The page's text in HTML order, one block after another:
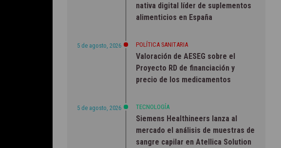
nativa digital líder de suplementos
alimenticios en España
5 de agosto, 2026 POLÍTICA SANITARIA
Valoración de AESEG sobre el
Proyecto RD de financiación y
precio de los medicamentos
5 de agosto, 2026 TECNOLOGÍA
Siemens Healthineers lanza al
mercado el análisis de muestras de
sangre capilar en Atellica Solution